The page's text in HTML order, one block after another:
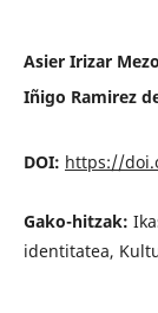
Asier Irizar Mezo
Iñigo Ramirez
DOI: https://
Gako-hitzak:
identitatea,